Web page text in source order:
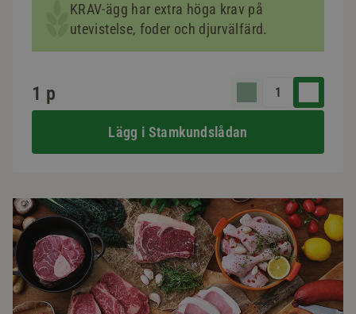
KRAV-ägg har extra höga krav på
utevistelse, foder och djurvälfärd.
1 p
Lägg i Stamkundslådan